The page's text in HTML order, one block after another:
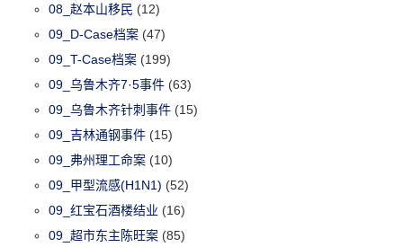
08_赵本山移民 (12)
09_D-Case档案 (47)
09_T-Case档案 (199)
09_乌鲁木齐7·5事件 (63)
09_乌鲁木齐针刺事件 (15)
09_吉林通钢事件 (15)
09_弗州理工命案 (10)
09_甲型流感(H1N1) (52)
09_红宝石酒楼结业 (16)
09_超市东主陈旺案 (85)